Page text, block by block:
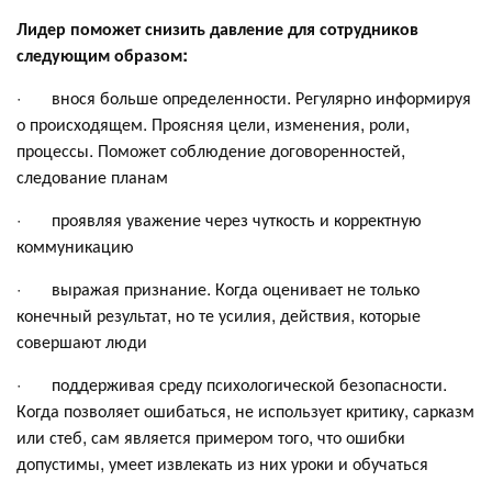
Лидер поможет снизить давление для сотрудников
следующим образом:
· внося больше определенности. Регулярно информируя
о происходящем. Проясняя цели, изменения, роли,
процессы. Поможет соблюдение договоренностей,
следование планам
· проявляя уважение через чуткость и корректную
коммуникацию
· выражая признание. Когда оценивает не только
конечный результат, но те усилия, действия, которые
совершают люди
· поддерживая среду психологической безопасности.
Когда позволяет ошибаться, не использует критику, сарказм
или стеб, сам является примером того, что ошибки
допустимы, умеет извлекать из них уроки и обучаться